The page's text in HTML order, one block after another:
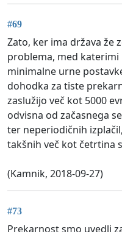
#69
Zato, ker ima država že
problema, med
minimalne urne
dohodka za tiste
zaslužijo več kot 5000
odvisna od začasnega
ter neperiodičnih
takšnih več kot četrtina
(Kamnik, 2018-09-27)
#73
Prekarnost smo uvedli